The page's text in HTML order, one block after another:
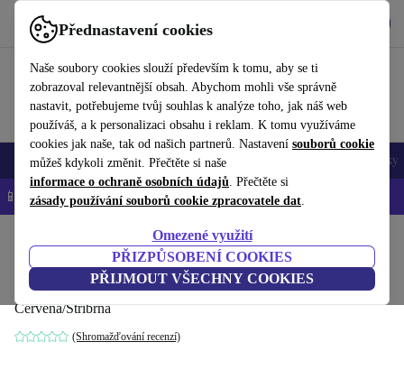
Přednastavení cookies
Naše soubory cookies slouží především k tomu, aby se ti
zobrazoval relevantnější obsah. Abychom mohli vše správně
nastavit, potřebujeme tvůj souhlas k analýze toho, jak náš web
používáš, a k personalizaci obsahu i reklam. K tomu využíváme
cookies jak naše, tak od našich partnerů. Nastavení souborů cookie
můžeš kdykoli změnit. Přečtěte si naše
informace o ochraně osobních údajů. Přečtěte si
zásady používání souborů cookie zpracovatele dat.
Omezené využití
PŘIZPŮSOBENÍ COOKIES
PŘIJMOUT VŠECHNY COOKIES
Používejte refurbed rychle a snadno
Mobily a smartphony Notebooky Tablety Doplňky
📱 -5 % NAVÍC na všechny iPhony – kód: IPHONEDEAL-
Příslušenství Počítačové příslušenství
AVM FRITZ!Box 4040
Červená/Stříbrná
(Shromažďování recenzí)